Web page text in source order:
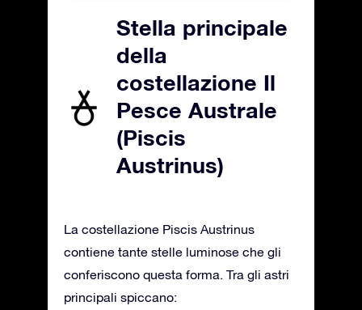
Stella principale
della
costellazione Il
Pesce Australe
(Piscis
Austrinus)
La costellazione Piscis Austrinus
contiene tante stelle luminose che gli
conferiscono questa forma. Tra gli astri
principali spiccano: